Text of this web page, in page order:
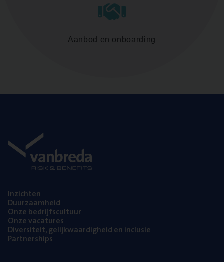
Aanbod en onboarding
Inzich­ten
Duur­zaam­heid
Onze bedrijfs­cul­tuur
Onze vaca­tu­res
Diver­si­teit, gelijk­waar­dig­heid en inclusie
Part­ner­ships